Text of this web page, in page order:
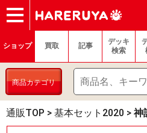
ショップ
買取
記事
デッキ検索
デッキ構築
選手一覧
店舗一覧
イベント
ヘルプ
お問い合わせ ログイン
マイページ
ショップ 買取 記事
デッキ
検索
商品カテゴリ
通販TOP > 基本セット2020 > 神